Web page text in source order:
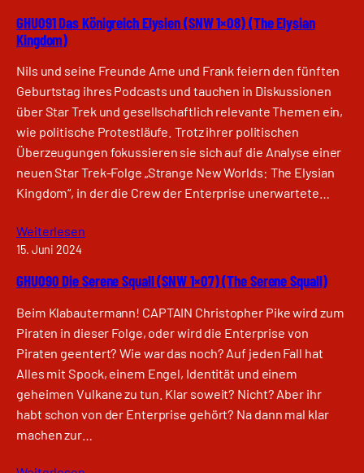
GHU091 Das Königreich Elysien (SNW 1×08) (The Elysian
Kingdom)
Nils und seine Freunde Arne und Frank feiern den fünften
Geburtstag ihres Podcasts und tauchen in Diskussionen
über Star Trek und gesellschaftlich relevante Themen ein,
wie politische Protestläufe. Trotz ihrer politischen
Überzeugungen fokussieren sie sich auf die Analyse einer
neuen Star Trek-Folge „Strange New Worlds: The Elysian
Kingdom“, in der die Crew der Enterprise unerwartete…
Weiterlesen
15. Juni 2024
GHU090 Die Serene Squall (SNW 1×07) (The Serene Squall)
Beim Klabautermann! CAPTAIN Christopher Pike wird zum
Piraten in dieser Folge, oder wird die Enterprise von
Piraten geentert? Wie war das noch? Auf jeden Fall hat
Alles mit Spock, einem Engel, Identität und einem
geheimen Vulkane zu tun. Klar soweit? Nicht? Aber ihr
habt schon von der Enterprise gehört? Na dann mal klar
machen zur…